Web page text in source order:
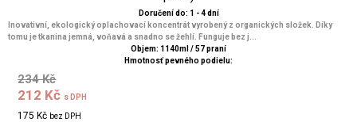
Doručení do: 1 - 4 dní
Inovativní, ekologický oplachovací koncentrát vyrobený z organických složek. Díky
tomu je tkanina jemná, voňavá a snadno se žehlí. Funguje bez j...
Objem: 1140ml / 57 praní
Hmotnosť pevného podielu:
234 Kč
212 Kč s DPH
175 Kč bez DPH